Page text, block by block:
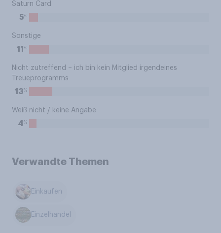
Saturn Card
5%
Sonstige
11 %
Nicht zutreffend – ich bin kein Mitglied irgendeines
Treueprogramms
13%
Weiß nicht / keine Angabe
4%
Verwandte Themen
Einkaufen
Einzelhandel